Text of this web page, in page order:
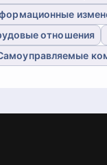
отношения